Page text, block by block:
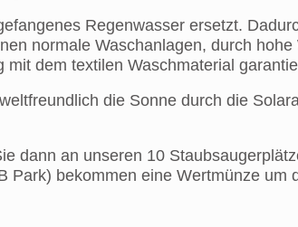
Regenwasser ersetzt.
normale Waschanlagen, durch
mit dem textilen Waschmaterial
die Sonne durch die
dann an unseren 10
Park) bekommen eine Wertmünze um